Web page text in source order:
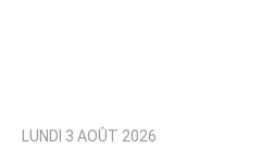
LUNDI 3 AOÛT 2026